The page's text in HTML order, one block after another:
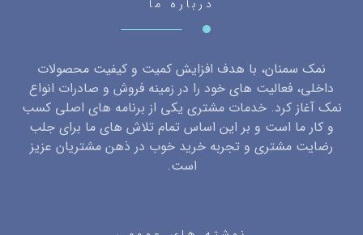
درباره ما
نمک سمنان، با هدف افزایش کمیت و کیفیت محصولات
داخلی، فعالیت های خود را در زمینه فروش و صادرات انواع
نمک آغاز کرد. خدمات مشتری یکی از برنامه های اصلی کسب
و کار ما است و بر این اساس تمام تلاش های ما برای جلب
رضایت مشتری و تجربه خرید خوب در ذهن مشتریان عزیز
است.